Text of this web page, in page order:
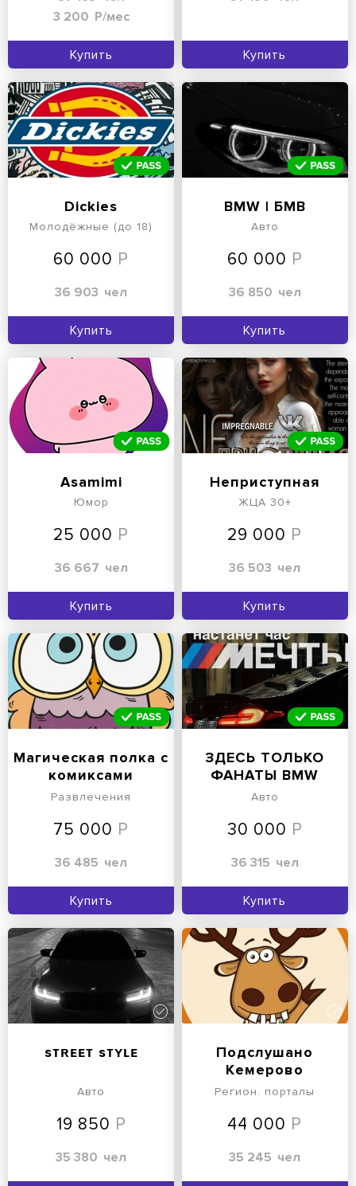
3 200 Р/мес
Купить Купить
Dickies
Молодёжные (до 18)
60 000
36 903 чел
Купить
BMW | БМВ
Авто
60 000
36 850 чел
Купить
Asamimi
Юмор
25 000
36 667 чел
Купить
Неприступная
ЖЦА 30+
29 000
36 503 чел
Купить
Магическая полка с
комиксами
Развлечения
75 000
36 485 чел
Купить
ЗДЕСЬ ТОЛЬКО
ФАНАТЫ BMW
Авто
30 000
36 315 чел
Купить
sᴛʀᴇᴇᴛ sᴛʏʟᴇ
Авто
19 850
35 380 чел
Подслушано
Кемерово
Регион. порталы
44 000
35 245 чел